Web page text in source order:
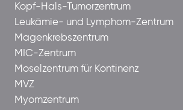
Kopf-Hals-Tumorzentrum
Leukämie- und Lymphom-Zentrum
Magenkrebszentrum
MIC-Zentrum
Moselzentrum für Kontinenz
MVZ
Myomzentrum